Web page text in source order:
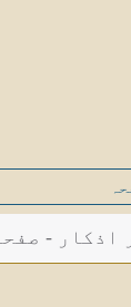
- صفحہ